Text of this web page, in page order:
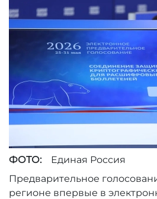
ФОТО:
Единая Россия
Предварительное
регионе впервые в